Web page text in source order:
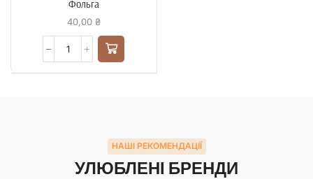
Фольга
40,00 ₴
НАШІ РЕКОМЕНДАЦІЇ
УЛЮБЛЕНІ БРЕНДИ